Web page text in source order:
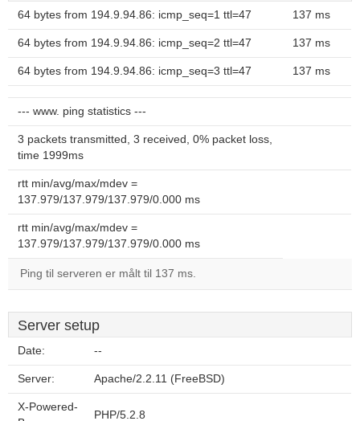
64 bytes from 194.9.94.86: icmp_seq=1 ttl=47 137 ms
64 bytes from 194.9.94.86: icmp_seq=2 ttl=47 137 ms
64 bytes from 194.9.94.86: icmp_seq=3 ttl=47 137 ms
--- www. ping statistics ---
3 packets transmitted, 3 received, 0% packet loss,
time 1999ms
rtt min/avg/max/mdev =
137.979/137.979/137.979/0.000 ms
rtt min/avg/max/mdev =
137.979/137.979/137.979/0.000 ms
Ping til serveren er målt til 137 ms.
Server setup
Date: --
Server: Apache/2.2.11 (FreeBSD)
X-Powered-
PHP/5.2.8